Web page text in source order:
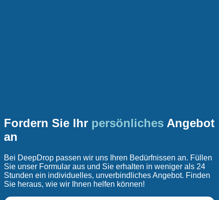
Fordern Sie Ihr persönliches Angebot
an
Bei DeepDrop passen wir uns Ihren Bedürfnissen an. Füllen
Sie unser Formular aus und Sie erhalten in weniger als 24
Stunden ein individuelles, unverbindliches Angebot. Finden
Sie heraus, wie wir Ihnen helfen können!